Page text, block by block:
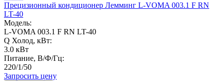
Прецизионный кондиционер Лемминг L-VOMA 003.1 F RN
LT-40
Модель:
L-VOMA 003.1 F RN LT-40
Q Холод, кВт:
3.0 кВт
Питание, В/Ф/Гц:
220/1/50
Запросить цену